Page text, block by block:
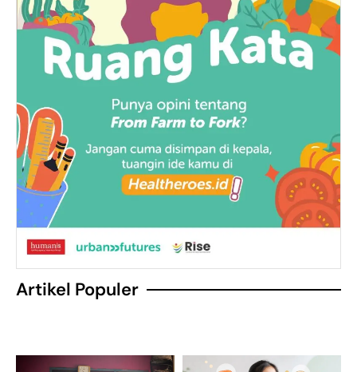
Artikel Populer